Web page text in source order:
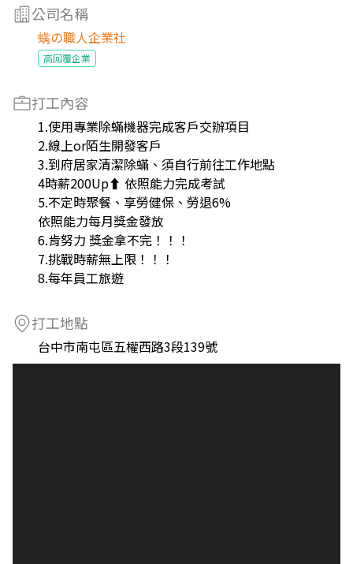
公司名稱
螨の職人企業社
高回覆企業
打工內容
1.使用專業除蟎機器完成客戶交辦項目
2.線上or陌生開發客戶
3.到府居家清潔除蟎、須自行前往工作地點
4時薪200Up⬆️ 依照能力完成考試
5.不定時聚餐、享勞健保、勞退6%
依照能力每月獎金發放
6.肯努力 獎金拿不完！！！
7.挑戰時薪無上限！！！
8.每年員工旅遊
打工地點
台中市南屯區五權西路3段139號